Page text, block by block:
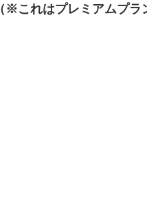
（※これはプレミアムプラ